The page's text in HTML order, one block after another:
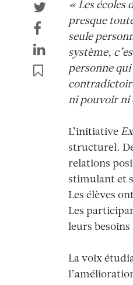
« Les
presque
seule
système,
personne qui
ni pouvoir ni
L’initiative
structurel.
relations
stimulant et
Les élèves
Les
leurs
La voix